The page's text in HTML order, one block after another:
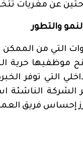
عن مغريات
والتطور
التي من
موظفيها حرية
التي توفر
الناشئة
إحساس فريق